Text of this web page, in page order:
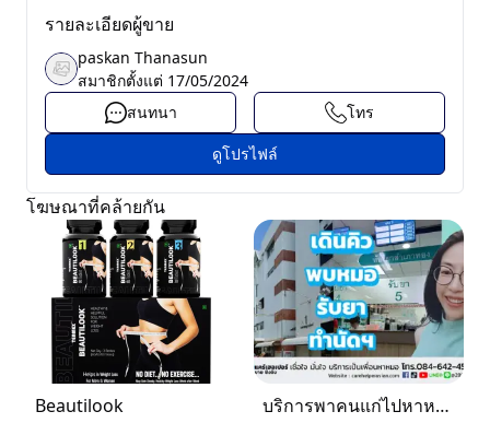
รายละเอียดผู้ขาย
paskan Thanasun
สมาชิกตั้งแต่ 17/05/2024
สนทนา
โทร
ดูโปรไฟล์
โฆษณาที่คล้ายกัน
Beautilook
บริการพาคนแก่ไปหาหมอ รับจ้างเดินคิวหาหมอ ชิงชิงเป็นเพื่อนหาหมอ